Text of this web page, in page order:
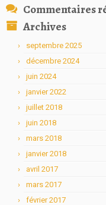
Commentaires
Archives
septembre 2025
décembre 2024
juin 2024
janvier 2022
juillet 2018
juin 2018
mars 2018
janvier 2018
avril 2017
mars 2017
février 2017